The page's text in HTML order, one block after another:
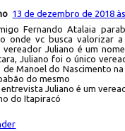
13 de dezembro de 2018
Fernando Atalaia
onde vc busca valorizar
vereador Juliano é um
Juliano foi o único
de Manoel do Nascimento
do mesmo
Juliano é um
do Itapiracó